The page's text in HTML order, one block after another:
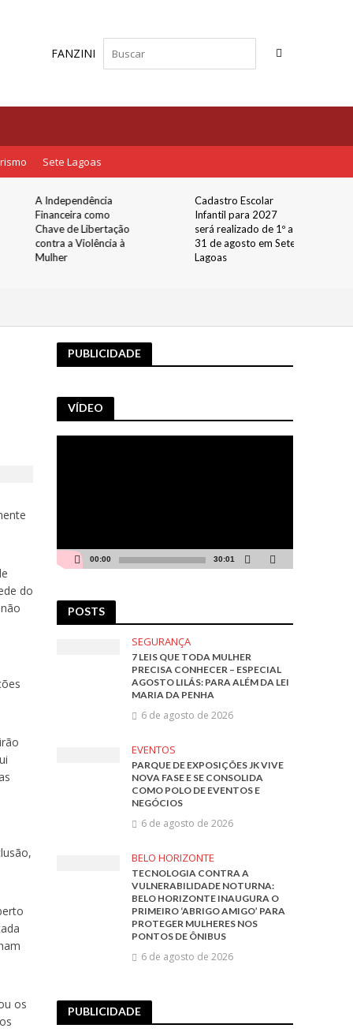
FANZINI
Sete Lagoas
A Independência
Financeira como
Chave de Libertação
contra a Violência à
Mulher
Cadastro Escolar
Infantil para 2027
será realizado de 1º a
31 de agosto em Sete
Lagoas
do
os
PUBLICIDADE
VÍDEO
00:00 30:01
POSTS
SEGURANÇA
7 LEIS QUE TODA MULHER
PRECISA CONHECER – ESPECIAL
AGOSTO LILÁS: PARA ALÉM DA LEI
MARIA DA PENHA
6 de agosto de 2026
EVENTOS
PARQUE DE EXPOSIÇÕES JK VIVE
NOVA FASE E SE CONSOLIDA
COMO POLO DE EVENTOS E
NEGÓCIOS
6 de agosto de 2026
BELO HORIZONTE
TECNOLOGIA CONTRA A
VULNERABILIDADE NOTURNA:
BELO HORIZONTE INAUGURA O
PRIMEIRO ‘ABRIGO AMIGO’ PARA
PROTEGER MULHERES NOS
PONTOS DE ÔNIBUS
6 de agosto de 2026
PUBLICIDADE